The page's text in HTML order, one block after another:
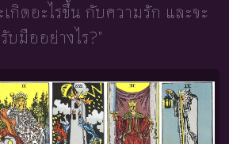
กิดอะไรขึ้น กับความรัก และจะ
รับมืออย่างไร?"